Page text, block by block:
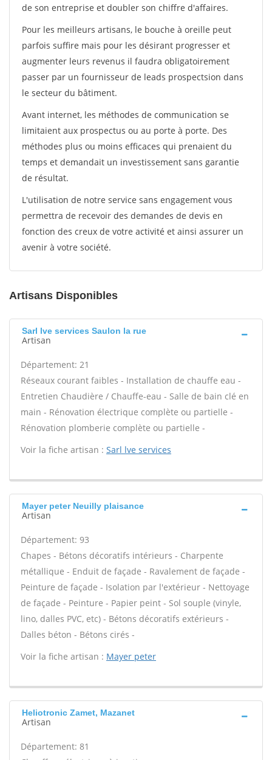
de son entreprise et doubler son chiffre d'affaires.
Pour les meilleurs artisans, le bouche à oreille peut
parfois suffire mais pour les désirant progresser et
augmenter leurs revenus il faudra obligatoirement
passer par un fournisseur de leads prospectsion dans
le secteur du bâtiment.
Avant internet, les méthodes de communication se
limitaient aux prospectus ou au porte à porte. Des
méthodes plus ou moins efficaces qui prenaient du
temps et demandait un investissement sans garantie
de résultat.
L'utilisation de notre service sans engagement vous
permettra de recevoir des demandes de devis en
fonction des creux de votre activité et ainsi assurer un
avenir à votre société.
Artisans Disponibles
Sarl lve services Saulon la rue
Artisan
Département: 21
Réseaux courant faibles - Installation de chauffe eau -
Entretien Chaudière / Chauffe-eau - Salle de bain clé en
main - Rénovation électrique complète ou partielle -
Rénovation plomberie complète ou partielle -
Voir la fiche artisan : Sarl lve services
Mayer peter Neuilly plaisance
Artisan
Département: 93
Chapes - Bétons décoratifs intérieurs - Charpente
métallique - Enduit de façade - Ravalement de façade -
Peinture de façade - Isolation par l'extérieur - Nettoyage
de façade - Peinture - Papier peint - Sol souple (vinyle,
lino, dalles PVC, etc) - Bétons décoratifs extérieurs -
Dalles béton - Bétons cirés -
Voir la fiche artisan : Mayer peter
Heliotronic Zamet, Mazanet
Artisan
Département: 81